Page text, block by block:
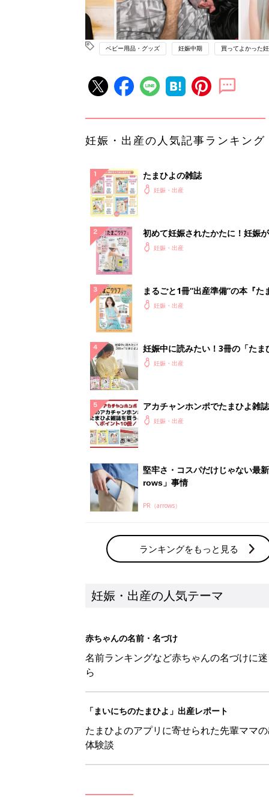
ベビー用品・グッズ 妊娠中期 買ってよかった
妊娠・出産の人気記事ランキング
たまひよの雑誌
妊娠・出産
初めて妊娠されたかたに！妊娠
ったら最初に読む本『初めての
妊娠・出産
まるごと1冊“出産準備”の本『た
クラブ 夏号』〈スペシャル大特
妊娠・出産
妊娠中に読みたい！3冊の「たま
よ」妊娠・出産
アカチャンホンポでたまひよ雑
うとポイント10倍【期間限定】
妊娠・出産
堅牢さ・コスパだけじゃない最
rows」事情
PR（arrows）
ランキングをもっと見る
妊娠・出産の人気テーマ
赤ちゃんの名前・名づけ
名前ランキングなど赤ちゃんの名づけに
ら
「まいにちのたまひよ」出産レポート
たまひよのアプリに寄せられた先輩ママ
体験談